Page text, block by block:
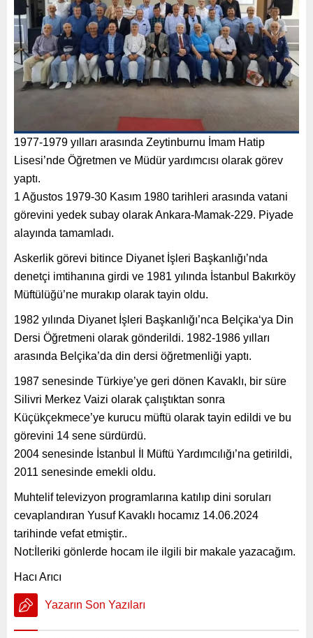
1977-1979 yılları arasında Zeytinburnu İmam Hatip
Lisesi’nde Öğretmen ve Müdür yardımcısı olarak görev
yaptı.
1 Ağustos 1979-30 Kasım 1980 tarihleri arasında vatani
görevini yedek subay olarak Ankara-Mamak-229. Piyade
alayında tamamladı.
Askerlik görevi bitince Diyanet İşleri Başkanlığı’nda
denetçi imtihanına girdi ve 1981 yılında İstanbul Bakırköy
Müftülüğü’ne murakıp olarak tayin oldu.
1982 yılında Diyanet İşleri Başkanlığı’nca Belçika‘ya Din
Dersi Öğretmeni olarak gönderildi. 1982-1986 yılları
arasında Belçika’da din dersi öğretmenliği yaptı.
1987 senesinde Türkiye’ye geri dönen Kavaklı, bir süre
Silivri Merkez Vaizi olarak çalıştıktan sonra
Küçükçekmece’ye kurucu müftü olarak tayin edildi ve bu
görevini 14 sene sürdürdü.
2004 senesinde İstanbul İl Müftü Yardımcılığı’na getirildi,
2011 senesinde emekli oldu.
Muhtelif televizyon programlarına katılıp dini soruları
cevaplandıran Yusuf Kavaklı hocamız 14.06.2024
tarihinde vefat etmiştir..
Not:İleriki gönlerde hocam ile ilgili bir makale yazacağım.
Hacı Arıcı
Yazarın Son Yazıları